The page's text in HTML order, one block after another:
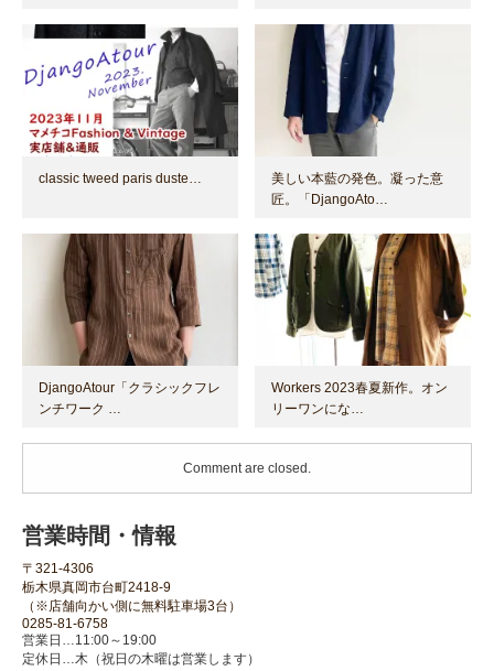
classic tweed paris duste…
美しい本藍の発色。凝った意
匠。「DjangoAto…
DjangoAtour「クラシックフレ
ンチワーク …
Workers 2023春夏新作。オン
リーワンにな…
Comment are closed.
営業時間・情報
〒321-4306
栃木県真岡市台町2418-9
（※店舗向かい側に無料駐車場3台）
0285-81-6758
営業日…11:00～19:00
定休日…木（祝日の木曜は営業します）